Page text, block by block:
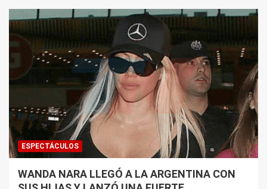
ESPECTÁCULOS
WANDA NARA LLEGÓ A LA ARGENTINA CON